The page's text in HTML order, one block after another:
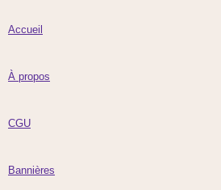
Accueil
À propos
CGU
Bannières